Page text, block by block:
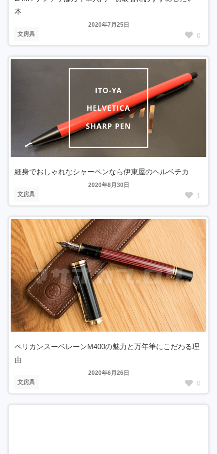
文房具
2020年7月25日
本
0
文房具
2020年8月30日
細身でおしゃれなシャーペンなら伊東屋のヘルベチカ
1
文房具
2020年6月26日
ペリカンスーベレーンM400の魅力と万年筆にこだわる理
由
0